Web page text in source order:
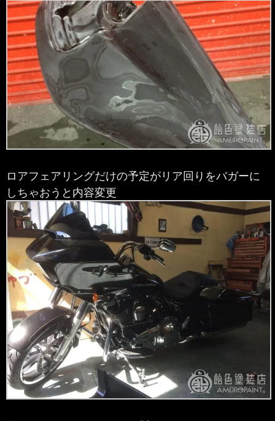
ロアフェアリングだけの予定がリア回りをバガーに
しちゃおうと内容変更